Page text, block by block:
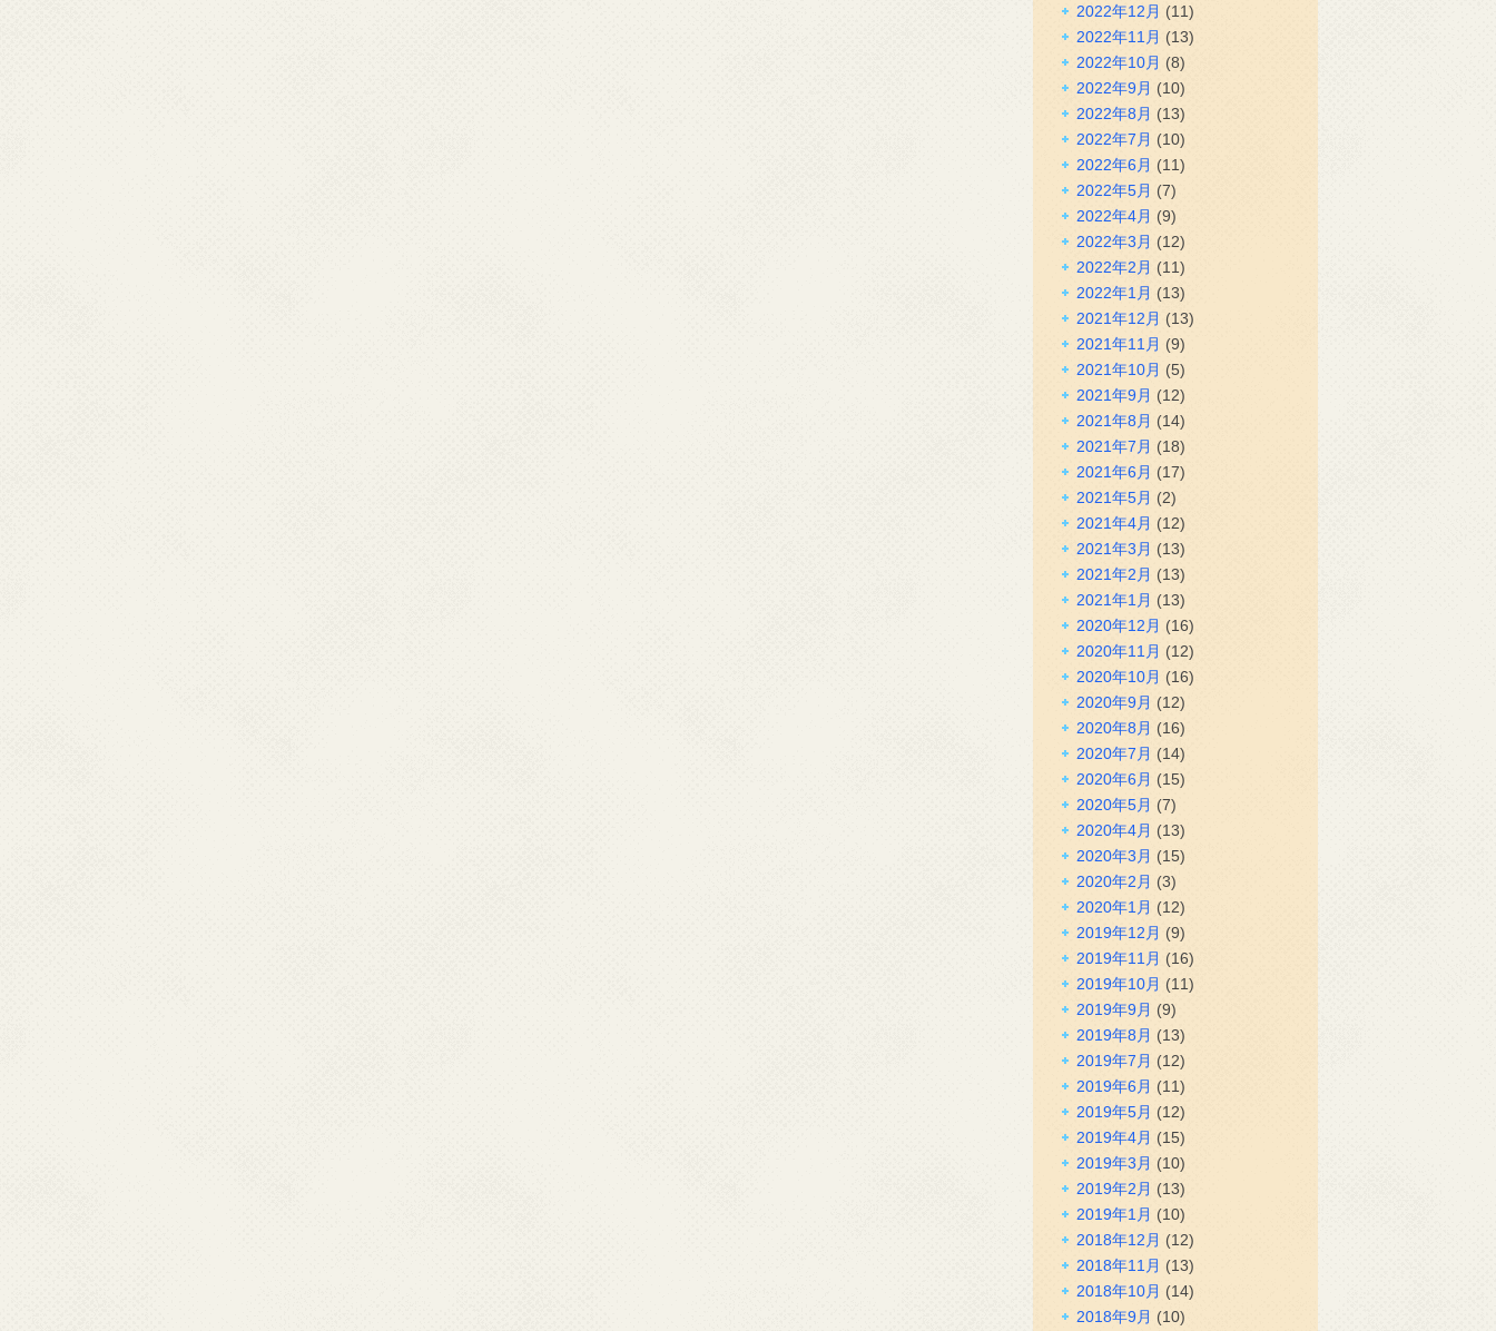
2022年12月 (11)
2022年11月 (13)
2022年10月 (8)
2022年9月 (10)
2022年8月 (13)
2022年7月 (10)
2022年6月 (11)
2022年5月 (7)
2022年4月 (9)
2022年3月 (12)
2022年2月 (11)
2022年1月 (13)
2021年12月 (13)
2021年11月 (9)
2021年10月 (5)
2021年9月 (12)
2021年8月 (14)
2021年7月 (18)
2021年6月 (17)
2021年5月 (2)
2021年4月 (12)
2021年3月 (13)
2021年2月 (13)
2021年1月 (13)
2020年12月 (16)
2020年11月 (12)
2020年10月 (16)
2020年9月 (12)
2020年8月 (16)
2020年7月 (14)
2020年6月 (15)
2020年5月 (7)
2020年4月 (13)
2020年3月 (15)
2020年2月 (3)
2020年1月 (12)
2019年12月 (9)
2019年11月 (16)
2019年10月 (11)
2019年9月 (9)
2019年8月 (13)
2019年7月 (12)
2019年6月 (11)
2019年5月 (12)
2019年4月 (15)
2019年3月 (10)
2019年2月 (13)
2019年1月 (10)
2018年12月 (12)
2018年11月 (13)
2018年10月 (14)
2018年9月 (10)